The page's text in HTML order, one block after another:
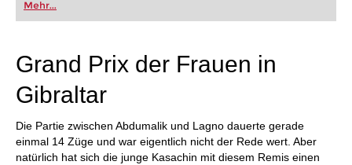
FRITZ trainieren Sie effizienter, intelligenter und
individueller als je zuvor.
Mehr...
Grand Prix der Frauen in
Gibraltar
Die Partie zwischen Abdumalik und Lagno dauerte gerade
einmal 14 Züge und war eigentlich nicht der Rede wert. Aber
natürlich hat sich die junge Kasachin mit diesem Remis einen